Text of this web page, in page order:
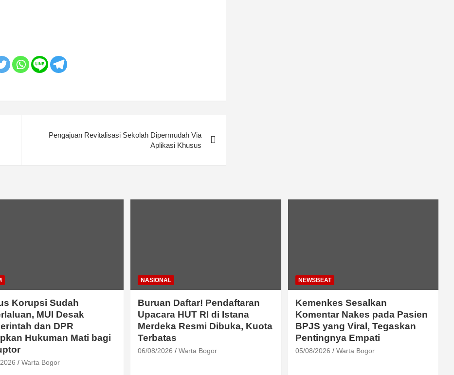
Pengajuan Revitalisasi Sekolah Dipermudah Via
Aplikasi Khusus
Korupsi Sudah
MUI Desak
dan DPR
Hukuman Mati bagi
Warta Bogor
NASIONAL
Buruan Daftar! Pendaftaran
Upacara HUT RI di Istana
Merdeka Resmi Dibuka, Kuota
Terbatas
06/08/2026 Warta Bogor
NEWSBEAT
Kemenkes Sesalkan
Komentar Nakes pada Pasien
BPJS yang Viral, Tegaskan
Pentingnya Empati
05/08/2026 Warta Bogor